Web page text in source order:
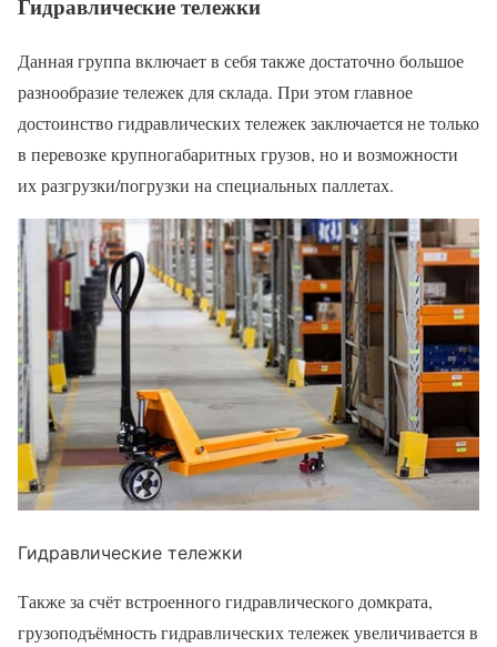
Гидравлические тележки
Данная группа включает в себя также достаточно большое
разнообразие тележек для склада. При этом главное
достоинство гидравлических тележек заключается не только
в перевозке крупногабаритных грузов, но и возможности
их разгрузки/погрузки на специальных паллетах.
Гидравлические тележки
Также за счёт встроенного гидравлического домкрата,
грузоподъёмность гидравлических тележек увеличивается в